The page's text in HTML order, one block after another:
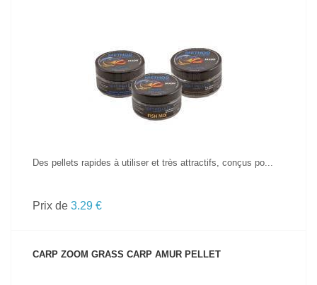
VOIR LE PRODUIT
Des pellets rapides à utiliser et très attractifs, conçus po...
Prix de 3.29 €
CARP ZOOM GRASS CARP AMUR PELLET